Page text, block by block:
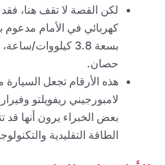
لكن القصة لا تقف هنا،
كهربائي في الأمام مدعوم
حصان.
هذه الأرقام تجعل
بعض الخبراء يرون أنها قد
الطاقة التقليدية